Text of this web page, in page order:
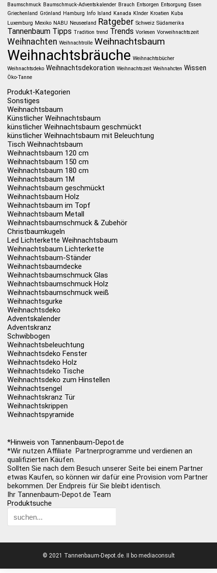
Baumschmuck Baumschmuck-Adventskalender Brauch Entsorgen Entsorgung Essen
Griechenland Grönland Hamburg Info Island Kanada KInder Kroatien Kuba
Luxemburg Mexiko NABU Neuseeland Ratgeber Schweiz Südamerika
Tannenbaum Tipps Tradition trend Trends Vorlesen Vorweihnachtszeit
Weihnachten Weihnachtrolle Weihnachtsbaum
Weihnachtsbräuche Weihnachtsbücher
Weihnachtsdeko Weihnachtsdekoration Weihnachtszeit Weihnahcten Wissen
Öko-Tanne
Produkt-Kategorien
Sonstiges
Weihnachtsbaum
Künstlicher Weihnachtsbaum
künstlicher Weihnachtsbaum geschmückt
künstlicher Weihnachtsbaum mit Beleuchtung
Tisch Weihnachtsbaum
Weihnachtsbaum 120 cm
Weihnachtsbaum 150 cm
Weihnachtsbaum 180 cm
Weihnachtsbaum 1M
Weihnachtsbaum geschmückt
Weihnachtsbaum Holz
Weihnachtsbaum im Topf
Weihnachtsbaum Metall
Weihnachtsbaumschmuck & Zubehör
Christbaumkugeln
Led Lichterkette Weihnachtsbaum
Weihnachtsbaum Lichterkette
Weihnachtsbaum-Ständer
Weihnachtsbaumdecke
Weihnachtsbaumschmuck Glas
Weihnachtsbaumschmuck Holz
Weihnachtsbaumschmuck weiß
Weihnachtsgurke
Weihnachtsdeko
Adventskalender
Adventskranz
Schwibbogen
Weihnachtsbeleuchtung
Weihnachtsdeko Fenster
Weihnachtsdeko Holz
Weihnachtsdeko Tische
Weihnachtsdeko zum Hinstellen
Weihnachtsengel
Weihnachtskranz Tür
Weihnachtskrippen
Weihnachtspyramide
*Hinweis von Tannenbaum-Depot.de
*Wir nutzen Affiliate Partnerprogramme und verdienen an
qualifizierten Käufen.
Sollten Sie nach dem Besuch unserer Seite bei einem Partner
etwas Kaufen, so können wir dafür eine Provision vom Partner
bekommen. Der Endpreis für Sie bleibt identisch.
Ihr Tannenbaum-Depot.de Team
Produktsuche
© 2021 Tannenbaum-Depot.de. II bo mediaconsult